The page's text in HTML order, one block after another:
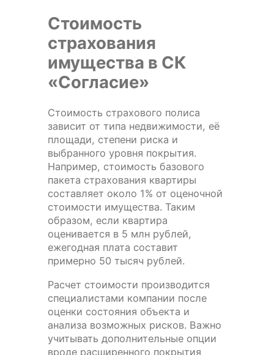
Стоимость
страхования
имущества в СК
«Согласие»
Стоимость страхового полиса
зависит от типа недвижимости, её
площади, степени риска и
выбранного уровня покрытия.
Например, стоимость базового
пакета страхования квартиры
составляет около 1% от оценочной
стоимости имущества. Таким
образом, если квартира
оценивается в 5 млн рублей,
ежегодная плата составит
примерно 50 тысяч рублей.
Расчет стоимости производится
специалистами компании после
оценки состояния объекта и
анализа возможных рисков. Важно
учитывать дополнительные опции
вроде расширенного покрытия